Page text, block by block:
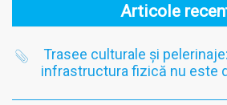
Articole
Trasee culturale și
infrastructura fizică nu este